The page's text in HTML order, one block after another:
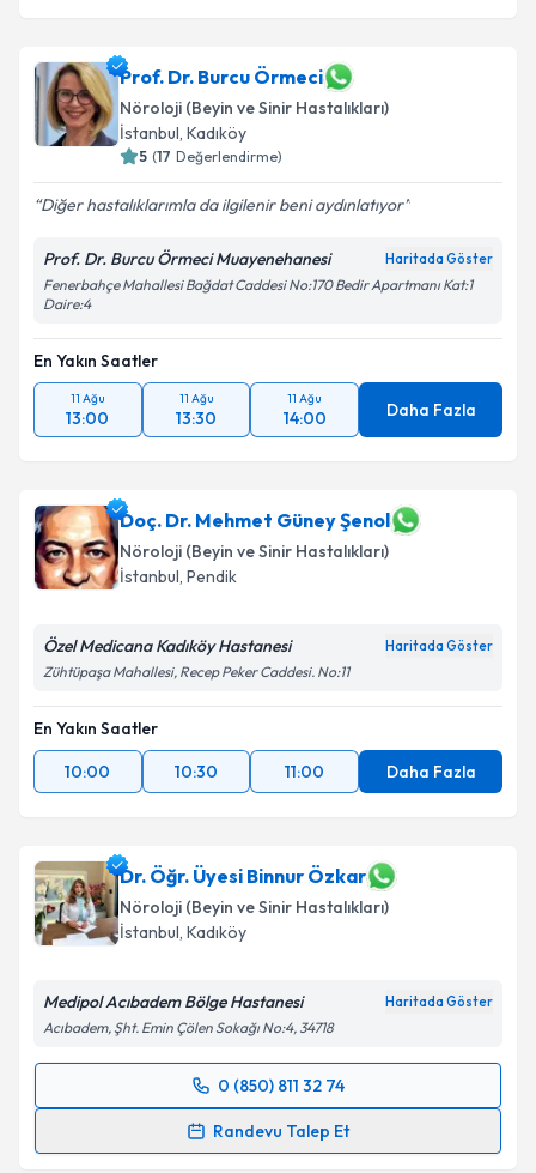
Prof. Dr. Burcu Örmeci
Nöroloji (Beyin ve Sinir Hastalıkları)
İstanbul, Kadıköy
5 (17 Değerlendirme)
Diğer hastalıklarımla da ilgilenir beni aydınlatıyor
Prof. Dr. Burcu Örmeci Muayenehanesi Haritada Göster
Fenerbahçe Mahallesi Bağdat Caddesi No:170 Bedir Apartmanı Kat:1
Daire:4
En Yakın Saatler
11 Ağu
13:00
11 Ağu
13:30
11 Ağu
14:00 Daha Fazla
Doç. Dr. Mehmet Güney Şenol
Nöroloji (Beyin ve Sinir Hastalıkları)
İstanbul, Pendik
Özel Medicana Kadıköy Hastanesi Haritada Göster
Zühtüpaşa Mahallesi, Recep Peker Caddesi. No:11
En Yakın Saatler
10:00
10:30 11:00 Daha Fazla
Dr. Öğr. Üyesi Binnur Özkar
Nöroloji (Beyin ve Sinir Hastalıkları)
İstanbul, Kadıköy
Medipol Acıbadem Bölge Hastanesi Haritada Göster
Acıbadem, Şht. Emin Çölen Sokağı No:4, 34718
0 (850) 811 32 74
Randevu Talep Et
Randevu Takvimi Talebi